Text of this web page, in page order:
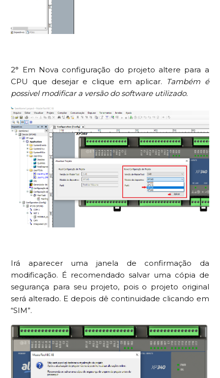
2° Em Nova configuração do projeto altere para a
CPU que desejar e clique em aplicar.
Também é
possivel modificar a versão do software utilizado.
Irá aparecer uma janela de confirmação da
modificação. É recomendado salvar uma cópia de
segurança para seu projeto, pois o projeto original
será alterado. E depois dê continuidade clicando em
“SIM”.